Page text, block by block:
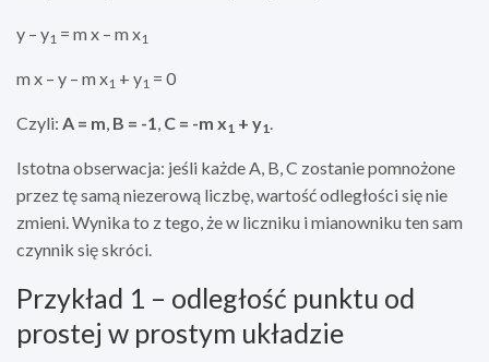
y – y1 = m x – m x1
m x – y – m x1 + y1 = 0
Czyli: A = m B = -1 C = -m x1 + y1
Istotna obserwacja: jeśli każde A, B, C zostanie pomnożone
przez tę samą niezerową liczbę, wartość odległości się nie
zmieni. Wynika to z tego, że w liczniku i mianowniku ten sam
czynnik się skróci.
Przykład 1 – odległość punktu od
prostej w prostym układzie